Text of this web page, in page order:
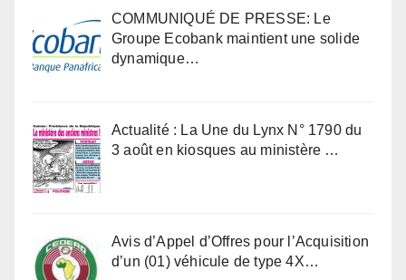
COMMUNIQUÉ DE PRESSE: Le
Groupe Ecobank maintient une solide
dynamique…
Actualité : La Une du Lynx N° 1790 du
3 août en kiosques au ministère …
Avis d’Appel d’Offres pour l’Acquisition
d’un (01) véhicule de type 4X…